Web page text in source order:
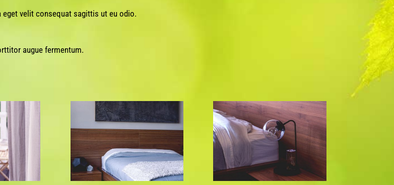
velit consequat sagittis ut eu odio.
augue fermentum.